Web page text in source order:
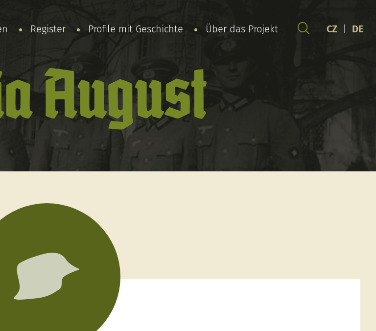
Register Profile mit Geschichte Über das Projekt CZ DE
August